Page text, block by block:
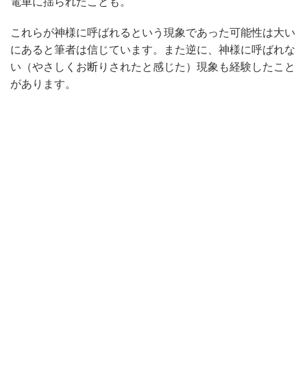
これらが神様に呼ばれるという現象であった可能性は大い
にあると筆者は信じています。また逆に、神様に呼ばれな
い（やさしくお断りされたと感じた）現象も経験したこと
があります。